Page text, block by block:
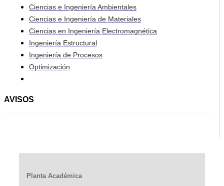
Ciencias e Ingeniería Ambientales
Ciencias e Ingeniería de Materiales
Ciencias en Ingeniería Electromagnética
Ingeniería Estructural
Ingeniería de Procesos
Optimización
AVISOS
Planta Académica